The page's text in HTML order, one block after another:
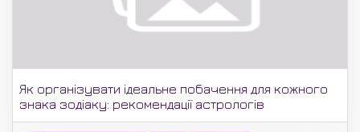
Як організувати ідеальне побачення для кожного
знака зодіаку: рекомендації астрологів